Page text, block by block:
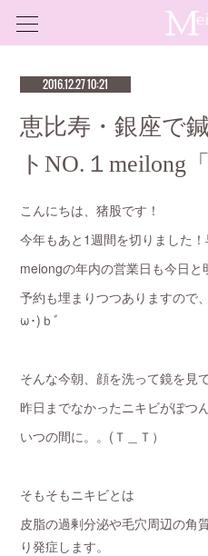
2016.12.27 10:21
恵比寿・銀座で
トNO.１meilong
こんにちは、猪股です！
今年もあと1週間を切りました！
meiongの年内の営業日も今日と
予約も埋まりつつありますので
ω･)ｂﾞ
そんな今朝、顔を洗って鏡を見
昨日までなかったニキビがぽつん
いつの間に。。(Ｔ＿Ｔ）
そもそもニキビとは
皮脂の過剰分泌や毛穴周辺の角
り発症します。